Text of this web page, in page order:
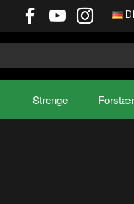
Strenge